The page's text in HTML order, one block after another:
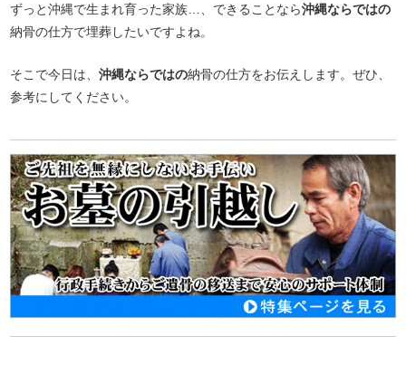
ずっと沖縄で生まれ育った家族…、できることなら沖縄ならではの
納骨の仕方で埋葬したいですよね。
そこで今日は、沖縄ならではの納骨の仕方をお伝えします。ぜひ、
参考にしてください。